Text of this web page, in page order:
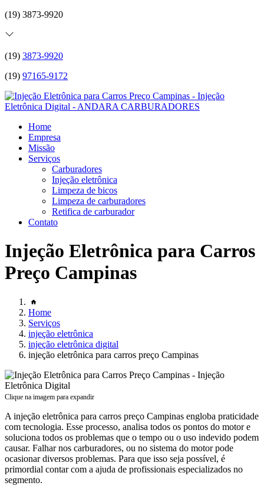
(19) 3873-9920
(19) 3873-9920
(19) 97165-9172
Home
Empresa
Missão
Serviços
Carburadores
Injeção eletrônica
Limpeza de bicos
Limpeza de carburadores
Retifica de carburador
Contato
Injeção Eletrônica para Carros
Preço Campinas
Home
Serviços
injeção eletrônica
injeção eletrônica digital
injeção eletrônica para carros preço Campinas
Clique na imagem para expandir
A injeção eletrônica para carros preço Campinas engloba praticidade
com tecnologia. Esse processo, analisa todos os pontos do motor e
soluciona todos os problemas que o tempo ou o uso indevido podem
causar. Falhar nos carburadores, ou no sistema do motor pode
ocasionar diversos problemas. Para que isso seja possível, é
primordial contar com a ajuda de profissionais especializados no
segmento.